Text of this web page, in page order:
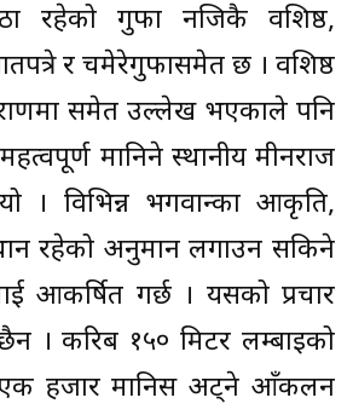
रहेको गुफा नजिकै वशिष्ठ,
र चमेरेगुफासमेत छ । वशिष्ठ
समेत उल्लेख भएकाले पनि
मानिने स्थानीय मीनराज
। विभिन्न भगवान्का आकृति,
रहेको अनुमान लगाउन सकिने
आकर्षित गर्छ । यसको प्रचार
। करिब १५० मिटर लम्बाइको
एक हजार मानिस अट्ने आँकलन